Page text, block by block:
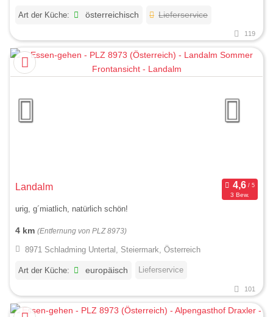
Art der Küche: österreichisch Lieferservice
119
Landalm
3 Bew.
urig, g´miatlich, natürlich schön!
4 km (Entfernung von PLZ 8973)
8971 Schladming Untertal, Steiermark, Österreich
Art der Küche: europäisch Lieferservice
101